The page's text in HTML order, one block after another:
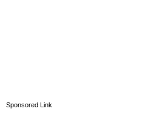
Sponsored Link